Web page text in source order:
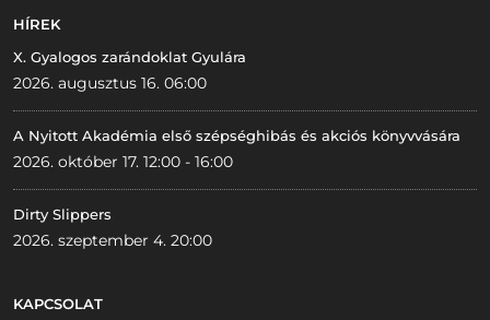
HÍREK
X. Gyalogos zarándoklat Gyulára
2026. augusztus 16. 06:00
A Nyitott Akadémia első szépséghibás és akciós könyvvására
2026. október 17. 12:00 - 16:00
Dirty Slippers
2026. szeptember 4. 20:00
KAPCSOLAT